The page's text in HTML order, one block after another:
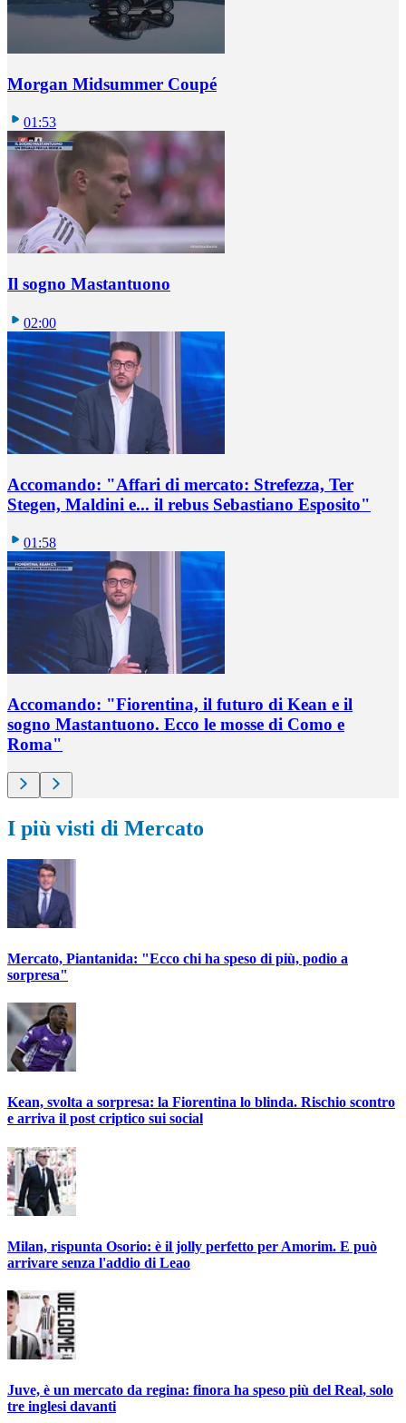
Morgan Midsummer Coupé
01:53
Il sogno Mastantuono
02:00
Accomando: "Affari di mercato: Strefezza, Ter
Stegen, Maldini e... il rebus Sebastiano Esposito"
01:58
Accomando: "Fiorentina, il futuro di Kean e il
sogno Mastantuono. Ecco le mosse di Como e
Roma"
I più visti di Mercato
Mercato, Piantanida: "Ecco chi ha speso di più, podio a
sorpresa"
Kean, svolta a sorpresa: la Fiorentina lo blinda. Rischio scontro
e arriva il post criptico sui social
Milan, rispunta Osorio: è il jolly perfetto per Amorim. E può
arrivare senza l'addio di Leao
Juve, è un mercato da regina: finora ha speso più del Real, solo
tre inglesi davanti